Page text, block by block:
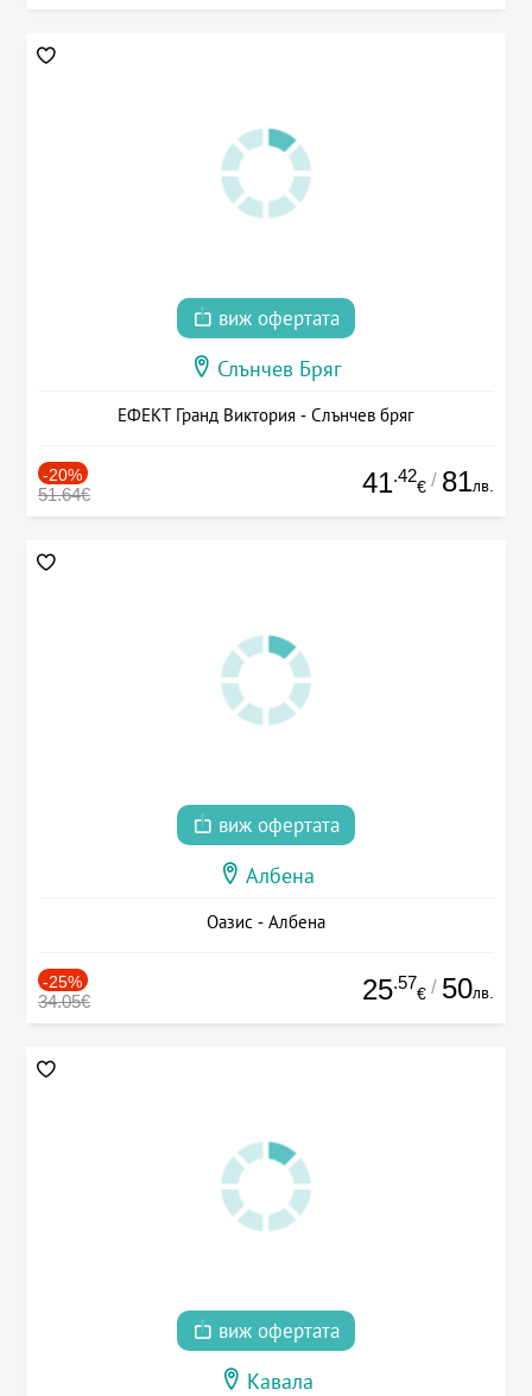
виж офертата
Слънчев Бряг
ЕФЕКТ Гранд Виктория - Слънчев бряг
-20%
51.64€ 41.42
€ / 81лв.
виж офертата
Албена
Оазис - Албена
-25%
34.05€ 25.57
€ / 50лв.
виж офертата
Кавала